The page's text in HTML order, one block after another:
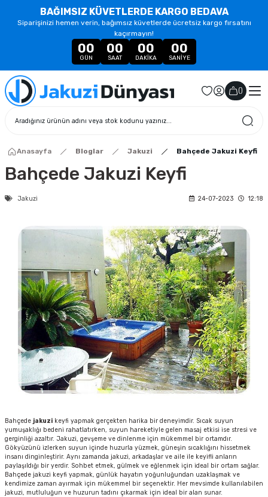
BAĞIMSIZ KÜVETLERDE KARGO BEDAVA
Siparişinizi hemen verin, bağımsız küvetlerde ücretsiz kargo fırsatını
kaçırmayın!
00
GÜN
00
SAAT
00
DAKIKA
00
SANIYE
()
Anasayfa Bloglar Jakuzi Bahçede Jakuzi Keyfi
Bahçede Jakuzi Keyfi
Jakuzi 24-07-2023 12:18
Bahçede jakuzi keyfi yapmak gerçekten harika bir deneyimdir. Sıcak suyun
yumuşaklığı bedeni rahatlatırken, suyun hareketiyle gelen masaj etkisi ise stresi ve
gerginliği azaltır. Jakuzi, gevşeme ve dinlenme için mükemmel bir ortamdır.
Gökyüzünü izlerken suyun içinde huzurla yüzmek, güneşin sıcaklığını hissetmek
insanı dinginleştirir. Aynı zamanda jakuzi, arkadaşlar ve aile ile keyifli anların
paylaşıldığı bir yerdir. Sohbet etmek, gülmek ve eğlenmek için ideal bir ortam sağlar.
Bahçede jakuzi keyfi yapmak, günlük hayatın yoğunluğundan uzaklaşmak ve
kendimize zaman ayırmak için mükemmel bir seçenektir. Her mevsimde kullanılabilen
jakuzi, mutluluğun ve huzurun tadını çıkarmak için ideal bir alan sunar.